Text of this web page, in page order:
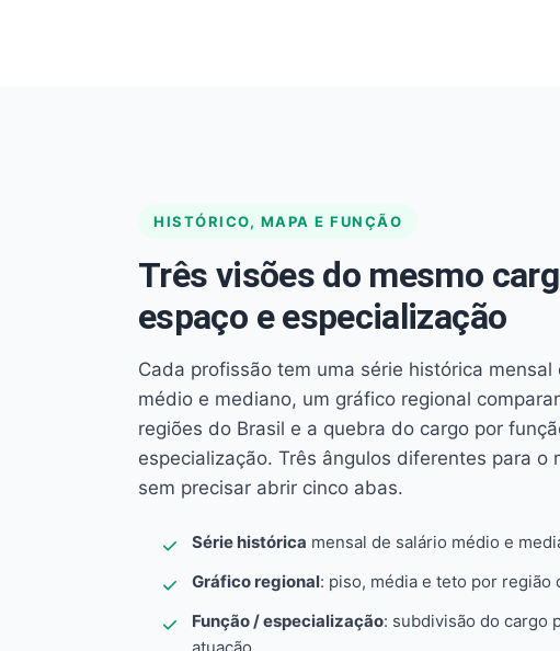
HISTÓRICO, MAPA E FUNÇÃO
Três visões do mesmo
espaço e especialização
Cada profissão tem uma série histórica mensal
médio e mediano, um gráfico regional
regiões do Brasil e a quebra do cargo por
especialização. Três ângulos diferentes para o
sem precisar abrir cinco abas.
Série histórica mensal de salário médio e
Gráfico regional: piso, média e teto por região
Função / especialização: subdivisão do cargo
atuação